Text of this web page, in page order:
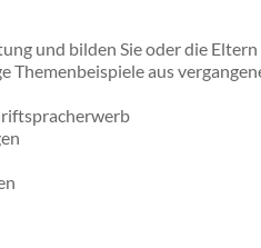
und bilden Sie oder die
Themenbeispiele aus